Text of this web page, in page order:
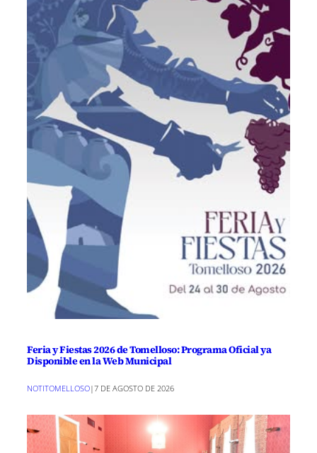
Feria y Fiestas 2026 de Tomelloso: Programa Oficial ya
Disponible en la Web Municipal
NOTITOMELLOSO|7 DE AGOSTO DE 2026